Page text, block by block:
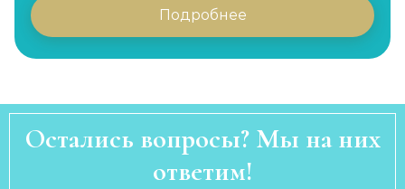
Подробнее
Остались вопросы? Мы на них
ответим!